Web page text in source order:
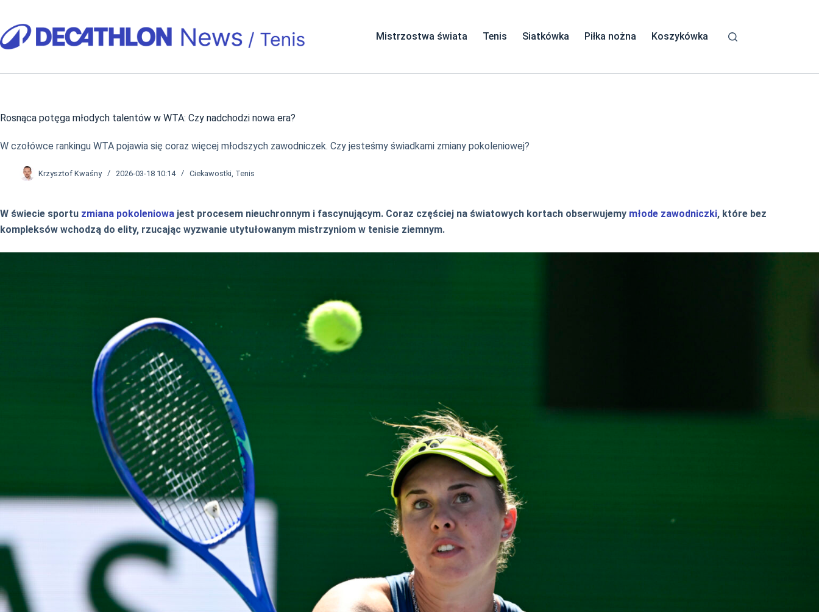
treści
Mistrzostwa świata Tenis Siatkówka Piłka nożna Koszykówka
Rosnąca potęga młodych talentów w WTA: Czy nadchodzi nowa era?
W czołówce rankingu WTA pojawia się coraz więcej młodszych zawodniczek. Czy jesteśmy świadkami zmiany pokoleniowej?
Krzysztof Kwaśny 2026-03-18 10:14 Ciekawostki Tenis
W świecie sportu zmiana pokoleniowa jest procesem nieuchronnym i fascynującym. Coraz częściej na światowych kortach obserwujemy młode zawodniczki, które bez
kompleksów wchodzą do elity, rzucając wyzwanie utytułowanym mistrzyniom w tenisie ziemnym.